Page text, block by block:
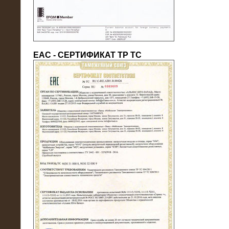
22.05.2016
Нагрузочный модуль в контейнере
10 МВт (0,4 кВ - напряжение)
ЕАС - СЕРТИФИКАТ ТР ТС